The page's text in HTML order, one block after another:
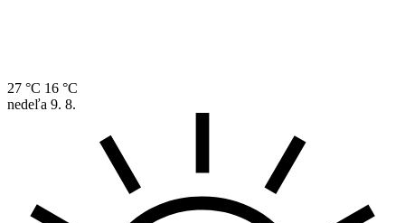
27 °C 16 °C
nedeľa 9. 8.